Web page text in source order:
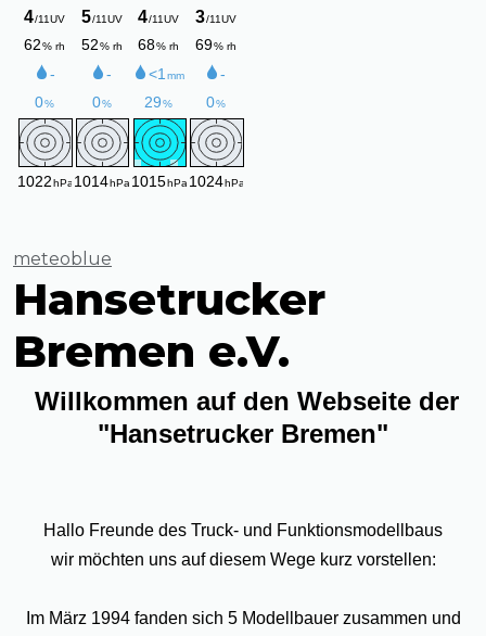
meteoblue
Hansetrucker
Bremen e.V.
Willkommen auf den Webseite der
"Hansetrucker Bremen"
Hallo Freunde des Truck- und Funktionsmodellbaus
wir möchten uns auf diesem Wege kurz vorstellen:
Im März 1994 fanden sich 5 Modellbauer zusammen und